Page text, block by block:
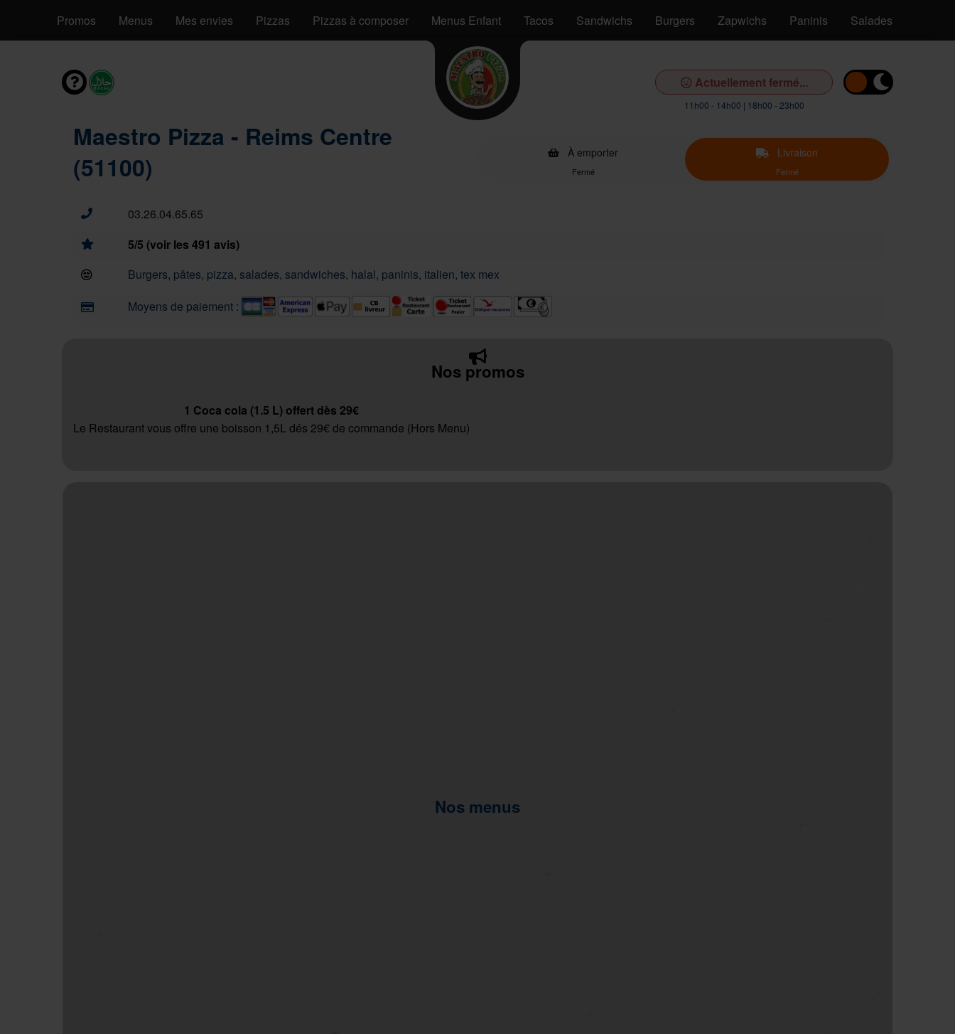
Promos Menus Mes envies Pizzas Pizzas à composer Menus Enfant Tacos Sandwichs Burgers Zapwichs Paninis Salades
Actuellement fermé...
11h00 - 14h00 | 18h00 - 23h00
Maestro Pizza - Reims Centre
(51100)
À emporter
Fermé
Livraison
Fermé
03.26.04.65.65
5/5 (voir les 491 avis)
Burgers, pâtes, pizza, salades, sandwiches, halal, paninis, italien, tex mex
Moyens de paiement :
Nos promos
1 Coca cola (1.5 L) offert dès 29€
Le Restaurant vous offre une boisson 1,5L dés 29€ de commande (Hors Menu)
Nos menus